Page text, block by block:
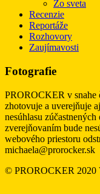
Zo sveta
Recenzie
Reportáže
Rozhovory
Zaujímavosti
Fotografie
PROROCKER v snahe
zhotovuje a uverejňuje
nesúhlasu
zverejňovaním bude
webového priestoru
michaela@prorocker.sk
© PROROCKER 2020